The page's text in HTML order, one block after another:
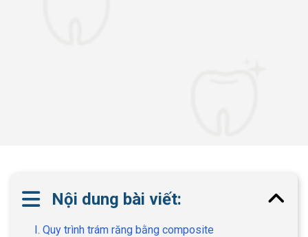
Nội dung bài viết:
I. Quy trình trám răng bằng composite